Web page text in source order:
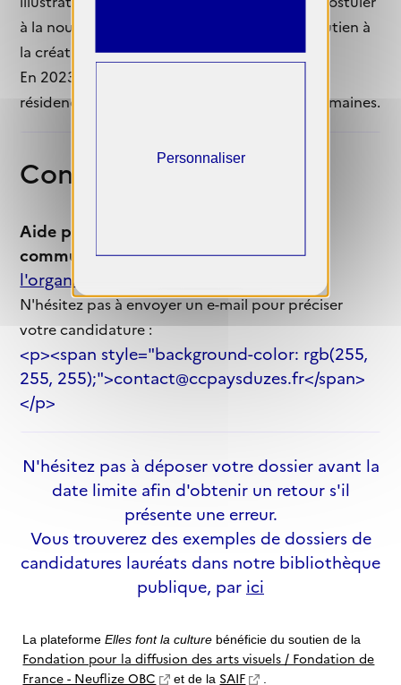
à la nouvelle édition de ce programme de soutien à
la création contemporaine.
En 2023, la CCPU met en place une nouvelle
résidence d’artistes pour une période de 8 semaines.
Contact
Aide proposée par Communauté de
communes Pays d’Uzès Site de
l'organisation
N'hésitez pas à envoyer un e-mail pour préciser
votre candidature :
<p><span style="background-color: rgb(255,
255, 255);">contact@ccpaysduzes.fr</span>
</p>
N'hésitez pas à déposer votre dossier avant la
date limite afin d'obtenir un retour s'il
présente une erreur.
Vous trouverez des exemples de dossiers de
candidatures lauréats dans notre bibliothèque
publique, par ici
La plateformeElles font la culture bénéficie du soutien de la
Fondation pour la diffusion des arts visuels / Fondation de
France - Neuflize OBC
et de la SAIF
Personnaliser